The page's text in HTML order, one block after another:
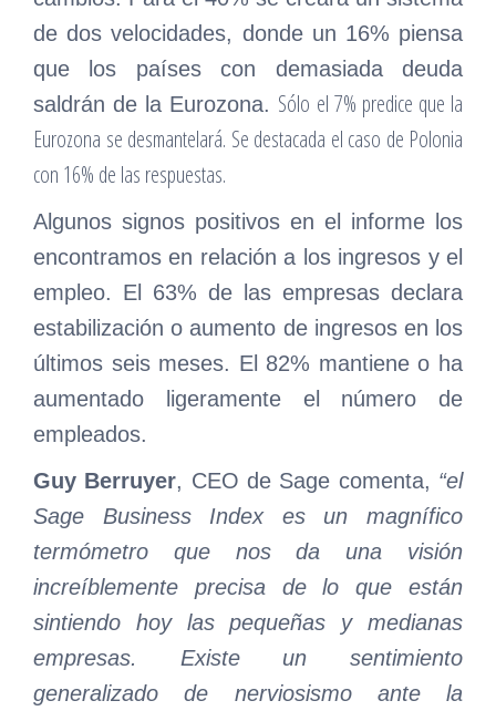
de dos velocidades, donde un 16% piensa
que los países con demasiada deuda
saldrán de la Eurozona. Sólo el 7% predice que la
Eurozona se desmantelará. Se destacada el caso de Polonia
con 16% de las respuestas.
Algunos signos positivos en el informe los
encontramos en relación a los ingresos y el
empleo. El 63% de las empresas declara
estabilización o aumento de ingresos en los
últimos seis meses. El 82% mantiene o ha
aumentado ligeramente el número de
empleados.
Guy Berruyer, CEO de Sage comenta, “el
Sage Business Index es un magnífico
termómetro que nos da una visión
increíblemente precisa de lo que están
sintiendo hoy las pequeñas y medianas
empresas. Existe un sentimiento
generalizado de nerviosismo ante la